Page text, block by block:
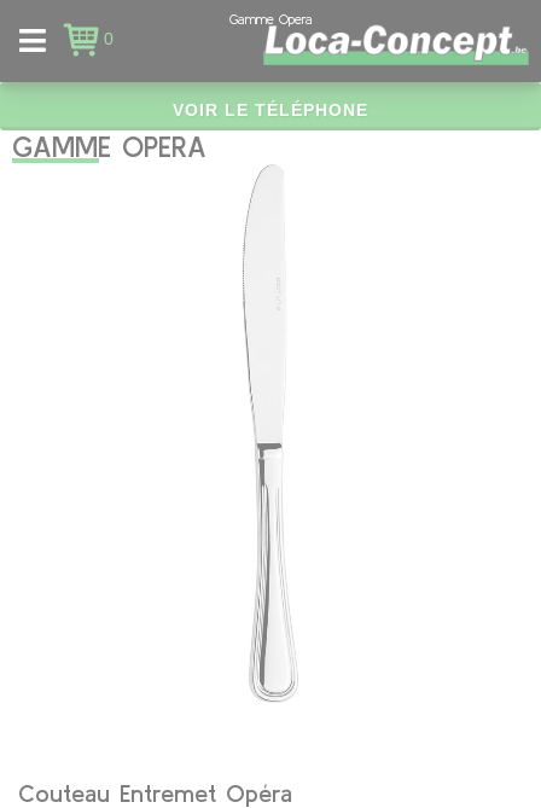
0
Gamme Opera
VOIR LE TÉLÉPHONE
GAMME OPERA
Couteau Entremet Opéra
Panneau de gestion des cookies